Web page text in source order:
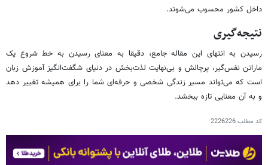
داخل کشور محسوب می‌شوند.
نتیجه‌گیری
رسیدن به انتهای این مقاله جامع، دقیقا به معنای رسیدن به خط شروع یک
ماراتن نفس‌گیر، پرچالش و بی‌نهایت لذت‌بخش در دنیای شگفت‌انگیز آموزش زبان
است که می‌تواند مسیر زندگی شخصی و حرفه‌ای شما را برای همیشه تغییر دهد
و به آن معنایی تازه ببخشد.
کد مطلب2226226